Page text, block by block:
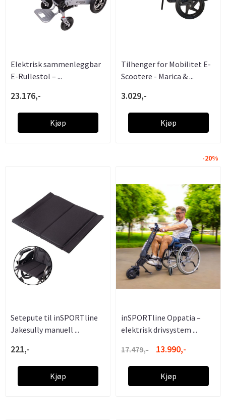
Elektrisk sammenleggbar
E-Rullestol – ...
23.176,-
Kjøp
Tilhenger for Mobilitet E-
Scootere - Marica & ...
3.029,-
Kjøp
Setepute til inSPORTline
Jakesully manuell ...
221,-
Kjøp
-20%
inSPORTline Oppatia –
elektrisk drivsystem ...
17.479,-
13.990,-
Kjøp